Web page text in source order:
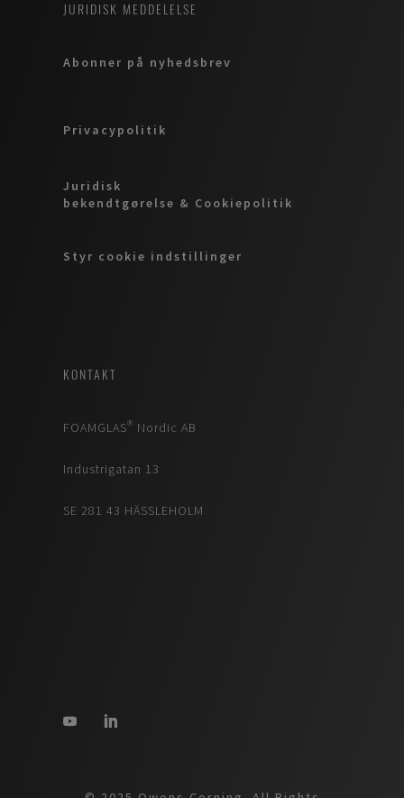
JURIDISK MEDDELELSE
Abonner på nyhedsbrev
Privacypolitik
Juridisk
bekendtgørelse & Cookiepolitik
Styr cookie indstillinger
KONTAKT
FOAMGLAS® Nordic AB
Industrigatan 13
SE 281 43 HÄSSLEHOLM